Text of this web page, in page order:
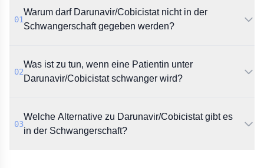
01
Warum darf Darunavir/Cobicistat nicht in der
Schwangerschaft gegeben werden?
Plasmaspiegel von Darunavir und Cobicistat im
zweiten und dritten Trimenon absinken. Dies erhöht
Kind.
02
Was ist zu tun, wenn eine Patientin unter
Darunavir/Cobicistat schwanger wird?
umgehend auf eine alternative HIV-Therapie
umzustellen. Eine Fortführung der Behandlung mit
03
Welche Alternative zu Darunavir/Cobicistat gibt es
in der Schwangerschaft?